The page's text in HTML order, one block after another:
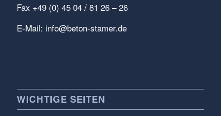
Fax +49 (0) 45 04 / 81 26 – 26
E-Mail: info@beton-stamer.de
WICHTIGE SEITEN